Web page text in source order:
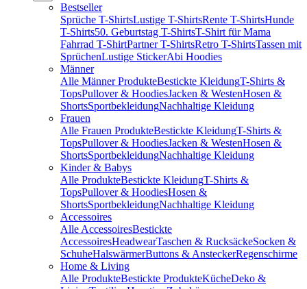
Bestseller
Sprüche T-ShirtsLustige T-ShirtsRente T-ShirtsHunde
T-Shirts50. Geburtstag T-ShirtsT-Shirt für Mama
Fahrrad T-ShirtPartner T-ShirtsRetro T-ShirtsTassen mit
SprüchenLustige StickerAbi Hoodies
Männer
Alle Männer ProdukteBestickte KleidungT-Shirts &
TopsPullover & HoodiesJacken & WestenHosen &
ShortsSportbekleidungNachhaltige Kleidung
Frauen
Alle Frauen ProdukteBestickte KleidungT-Shirts &
TopsPullover & HoodiesJacken & WestenHosen &
ShortsSportbekleidungNachhaltige Kleidung
Kinder & Babys
Alle ProdukteBestickte KleidungT-Shirts &
TopsPullover & HoodiesHosen &
ShortsSportbekleidungNachhaltige Kleidung
Accessoires
Alle AccessoiresBestickte
AccessoiresHeadwearTaschen & RucksäckeSocken &
SchuheHalswärmerButtons & AnsteckerRegenschirme
Home & Living
Alle ProdukteBestickte ProdukteKücheDeko &